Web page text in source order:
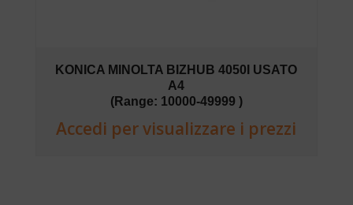
KONICA MINOLTA BIZHUB 4050I USATO
A4
(Range: 10000-49999 )
Accedi per visualizzare i prezzi